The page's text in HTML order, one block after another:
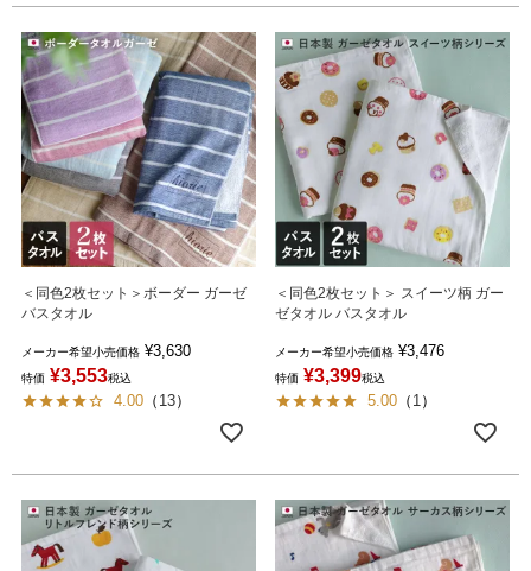
＜同色2枚セット＞ボーダー ガーゼ
バスタオル
メーカー希望小売価格 ¥3,630
特価 ¥3,553税込
4.00 （ 13）
＜同色2枚セット＞ スイーツ柄 ガー
ゼタオル バスタオル
メーカー希望小売価格 ¥3,476
特価 ¥3,399税込
5.00 （ 1 ）